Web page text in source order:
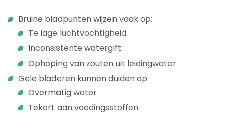
Bruine bladpunten wijzen vaak op:
Te lage luchtvochtigheid
Inconsistente watergift
Ophoping van zouten uit leidingwater
Gele bladeren kunnen duiden op:
Overmatig water
Tekort aan voedingsstoffen